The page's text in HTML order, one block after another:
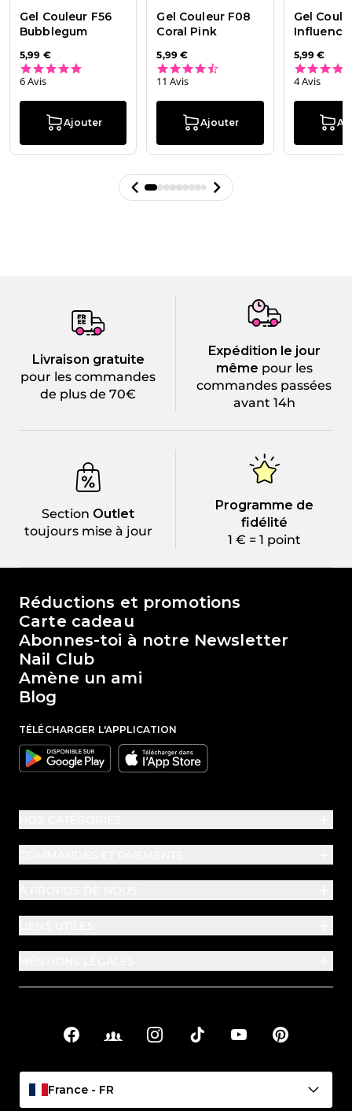
Gel Couleur F56
Bubblegum
5,99 €
6 Avis
Ajouter
Gel Couleur F08
Coral Pink
5,99 €
11 Avis
Ajouter
Gel
5,99 €
4 Avis
Livraison gratuite
pour les commandes
de plus de 70€
Expédition le jour
même pour les
commandes passées
avant 14h
Section Outlet
toujours mise à jour
Programme de
fidélité
1 € = 1 point
Le monde de Passione Beauty
Réductions et promotions
Carte cadeau
Abonnes-toi à notre Newsletter
Nail Club
Amène un ami
Blog
TÉLÉCHARGER L'APPLICATION
Google Apple
Liens sociaux
FacebookFacebook Groups
InstagramTikTok YouTubePinterest
France - FR